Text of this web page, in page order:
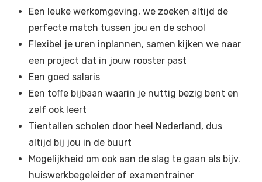
Een leuke werkomgeving, we zoeken altijd de
perfecte match tussen jou en de school
Flexibel je uren inplannen, samen kijken we naar
een project dat in jouw rooster past
Een goed salaris
Een toffe bijbaan waarin je nuttig bezig bent en
zelf ook leert
Tientallen scholen door heel Nederland, dus
altijd bij jou in de buurt
Mogelijkheid om ook aan de slag te gaan als bijv.
huiswerkbegeleider of examentrainer